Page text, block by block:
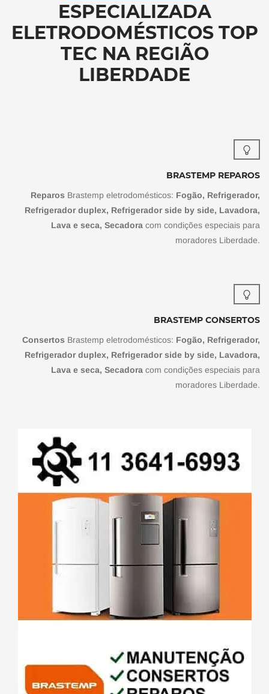
ESPECIALIZADA
ELETRODOMÉSTICOS TOP
TEC NA REGIÃO
LIBERDADE
BRASTEMP REPAROS
Reparos Brastemp eletrodomésticos: Fogão, Refrigerador,
Refrigerador duplex, Refrigerador side by side, Lavadora,
Lava e seca, Secadora com condições especiais para
moradores Liberdade.
BRASTEMP CONSERTOS
Consertos Brastemp eletrodomésticos: Fogão, Refrigerador,
Refrigerador duplex, Refrigerador side by side, Lavadora,
Lava e seca, Secadora com condições especiais para
moradores Liberdade.